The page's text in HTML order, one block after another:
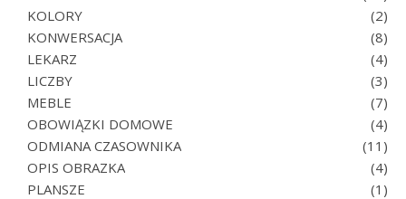
KOLORY
(2)
KONWERSACJA
(8)
LEKARZ
(4)
LICZBY
(3)
MEBLE
(7)
OBOWIĄZKI DOMOWE
(4)
ODMIANA CZASOWNIKA
(11)
OPIS OBRAZKA
(4)
PLANSZE
(1)